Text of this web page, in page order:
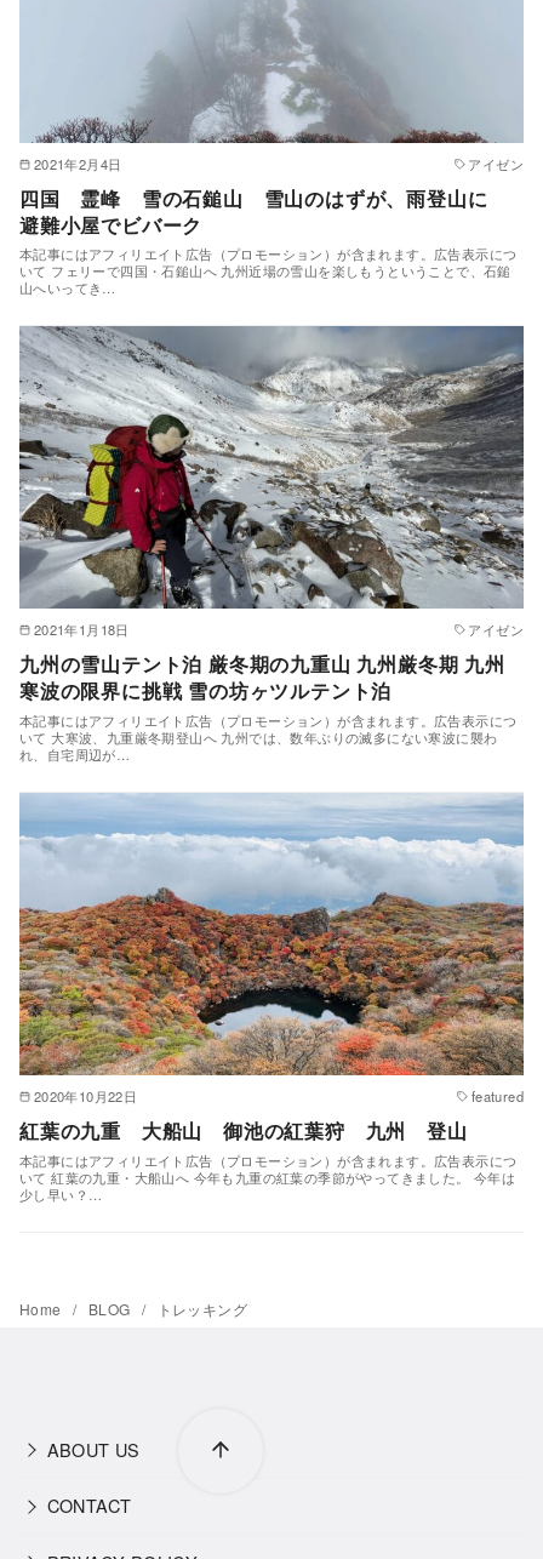
2021年2月4日 アイゼン
四国 霊峰 雪の石鎚山 雪山のはずが、雨登山に
避難小屋でビバーク
本記事にはアフィリエイト広告（プロモーション）が含まれます。広告表示につ
いて フェリーで四国・石鎚山へ 九州近場の雪山を楽しもうということで、石鎚
山へいってき…
2021年1月18日 アイゼン
九州の雪山テント泊 厳冬期の九重山 九州厳冬期 九州
寒波の限界に挑戦 雪の坊ヶツルテント泊
本記事にはアフィリエイト広告（プロモーション）が含まれます。広告表示につ
いて 大寒波、九重厳冬期登山へ 九州では、数年ぶりの滅多にない寒波に襲わ
れ、自宅周辺が…
2020年10月22日 featured
紅葉の九重 大船山 御池の紅葉狩 九州 登山
本記事にはアフィリエイト広告（プロモーション）が含まれます。広告表示につ
いて 紅葉の九重・大船山へ 今年も九重の紅葉の季節がやってきました。 今年は
少し早い？…
Home BLOG トレッキング
ABOUT US
CONTACT